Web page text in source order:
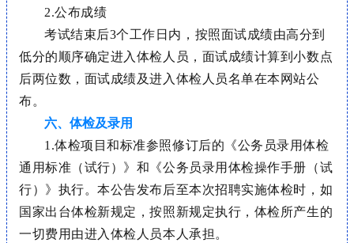
2.公布成绩
考试结束后3个工作日内，按照面试成绩由高分到
低分的顺序确定进入体检人员，面试成绩计算到小数点
后两位数，面试成绩及进入体检人员名单在本网站公
布。
六、体检及录用
1.体检项目和标准参照修订后的《公务员录用体检
通用标准（试行）》和《公务员录用体检操作手册（试
行）》执行。本公告发布后至本次招聘实施体检时，如
国家出台体检新规定，按照新规定执行，体检所产生的
一切费用由进入体检人员本人承担。